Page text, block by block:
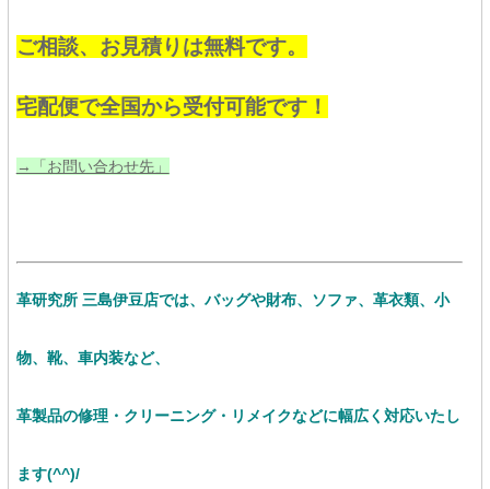
ご相談、お見積りは無料です。
宅配便で全国から受付可能です！
→「お問い合わせ先」
革研究所 三島伊豆店では、バッグや財布、ソファ、革衣類、小
物、靴、車内装など、
革製品の修理・クリーニング・リメイクなどに幅広く対応いたし
ます(^^)/